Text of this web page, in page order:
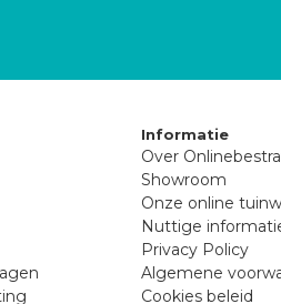
Informatie
Over
Showroom
Onze online
Nuttige
Privacy Policy
Algemene
Cookies beleid